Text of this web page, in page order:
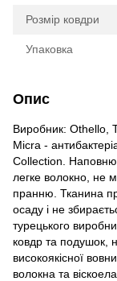
Розмір ковдри
Упаковка
Опис
Виробник: Othello,
Micra -
Collection.
легке волокно, не
пранню. Тканина
осаду і не
турецького
ковдр та подушок,
високоякісної
волокна та